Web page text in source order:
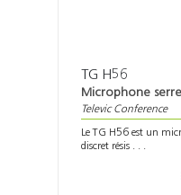
TG H56
Microphone
Televic Conference
Le TG H56 est un
discret résis . . .